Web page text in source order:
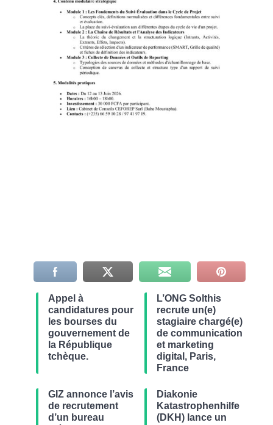
Appel à
candidatures pour
les bourses du
gouvernement de
la République
tchèque.
L’ONG Solthis
recrute un(e)
stagiaire chargé(e)
de communication
et marketing
digital, Paris,
France
GIZ annonce l’avis
de recrutement
d’un bureau
Diakonie
Katastrophenhilfe
(DKH) lance un